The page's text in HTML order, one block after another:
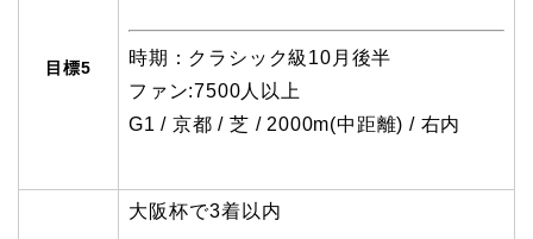
目標5
時期：クラシック級10月後半
ファン:7500人以上
G1 / 京都 / 芝 / 2000m(中距離) / 右内
大阪杯で3着以内